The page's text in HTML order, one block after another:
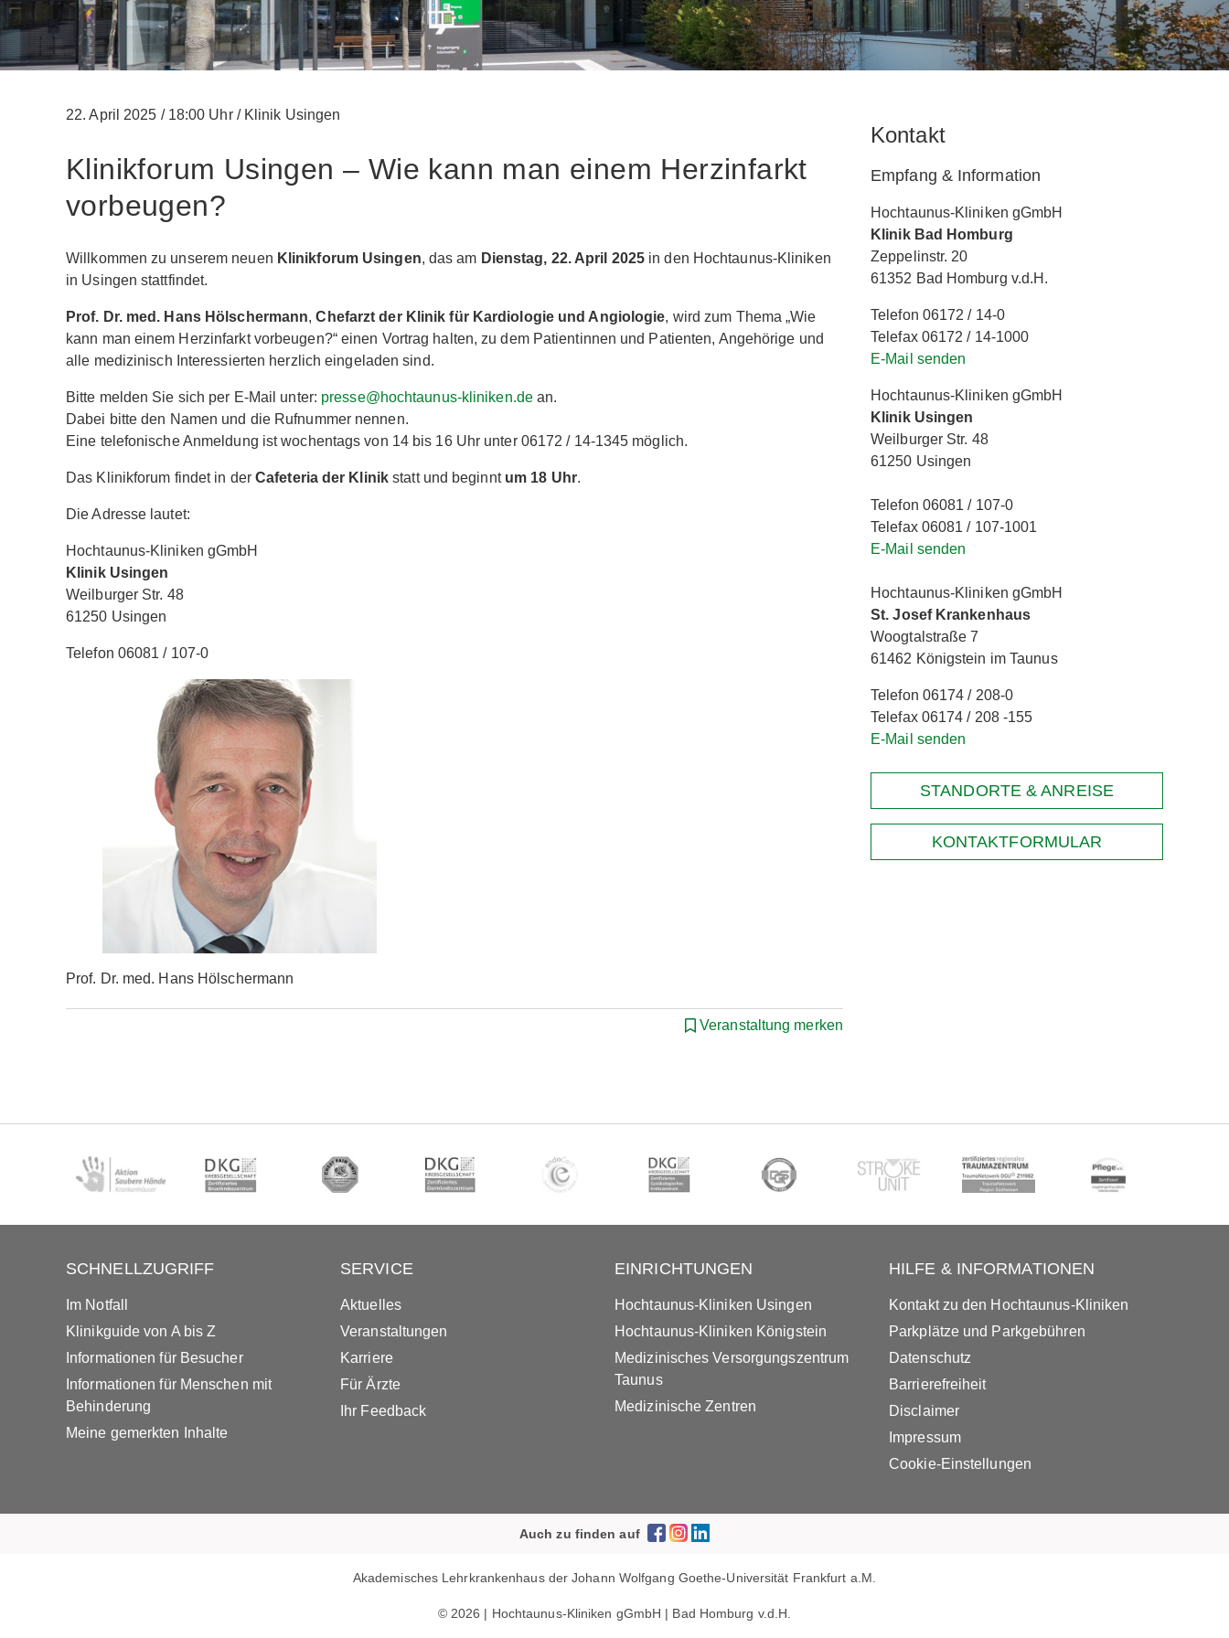
22. April 2025 /18:00 Uhr /Klinik Usingen
Klinikforum Usingen – Wie kann man einem Herzinfarkt
vorbeugen?
Willkommen zu unserem neuen Klinikforum Usingen, das am Dienstag, 22. April 2025 in den Hochtaunus-Kliniken
in Usingen stattfindet.
Prof. Dr. med. Hans Hölschermann,Chefarzt der Klinik für Kardiologie und Angiologie, wird zum Thema „Wie
kann man einem Herzinfarkt vorbeugen?“ einen Vortrag halten, zu dem Patientinnen und Patienten, Angehörige und
alle medizinisch Interessierten herzlich eingeladen sind.
Bitte melden Sie sich per E-Mail unter: presse@hochtaunus-kliniken.dean.
Dabei bitte den Namen und die Rufnummer nennen.
Eine telefonische Anmeldung ist wochentags von 14 bis 16 Uhr unter 06172 / 14-1345 möglich.
Das Klinikforum findet in der Cafeteria der Klinik statt und beginnt um 18 Uhr.
Die Adresse lautet:
Hochtaunus-Kliniken gGmbH
Klinik Usingen
Weilburger Str. 48
61250 Usingen
Telefon 06081 / 107-0
Prof. Dr. med. Hans Hölschermann
Veranstaltung merken
Kontakt
Empfang & Information
Hochtaunus-Kliniken gGmbH
Klinik Bad Homburg
Zeppelinstr. 20
61352 Bad Homburg v.d.H.
Telefon 06172 / 14-0
Telefax 06172 / 14-1000
E-Mail senden
Hochtaunus-Kliniken gGmbH
Klinik Usingen
Weilburger Str. 48
61250 Usingen
Telefon 06081 / 107-0
Telefax 06081 / 107-1001
E-Mail senden
Hochtaunus-Kliniken gGmbH
St. Josef Krankenhaus
Woogtalstraße 7
61462 Königstein im Taunus
Telefon 06174 / 208-0
Telefax 06174 / 208 -155
E-Mail senden
STANDORTE & ANREISE
KONTAKTFORMULAR
SCHNELLZUGRIFF
Im Notfall
Klinikguide von A bis Z
Informationen für Besucher
Informationen für Menschen mit
Behinderung
Meine gemerkten Inhalte
SERVICE
Aktuelles
Veranstaltungen
Karriere
Für Ärzte
Ihr Feedback
EINRICHTUNGEN
Hochtaunus-Kliniken Usingen
Hochtaunus-Kliniken Königstein
Medizinisches Versorgungszentrum
Taunus
Medizinische Zentren
HILFE & INFORMATIONEN
Kontakt zu den Hochtaunus-Kliniken
Parkplätze und Parkgebühren
Datenschutz
Barrierefreiheit
Disclaimer
Impressum
Cookie-Einstellungen
Auch zu finden auf
Akademisches Lehrkrankenhaus der Johann Wolfgang Goethe-Universität Frankfurt a.M.
© 2026 | Hochtaunus-Kliniken gGmbH | Bad Homburg v.d.H.